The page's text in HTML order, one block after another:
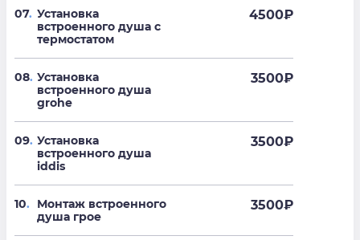
07. Установка
встроенного душа с
термостатом
4500₽
08. Установка
встроенного душа
grohe
3500₽
09. Установка
встроенного душа
iddis
3500₽
10.
Монтаж встроенного
душа грое
3500₽